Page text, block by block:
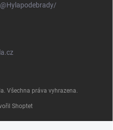
Shoptet
. Všechna práva vyhrazena.